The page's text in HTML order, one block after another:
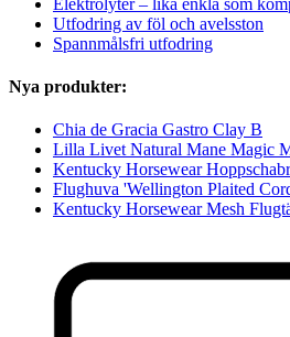
Elektrolyter – lika enkla som
Utfodring av föl och avelsston
Spannmålsfri utfodring
Nya produkter:
Chia de Gracia Gastro Clay B
Lilla Livet Natural Mane Magic
Kentucky Horsewear
Flughuva 'Wellington Plaited
Kentucky Horsewear Mesh